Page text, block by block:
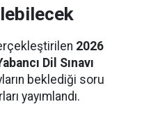
2026
Dil Sınavı
beklediği soru
yayımlandı.